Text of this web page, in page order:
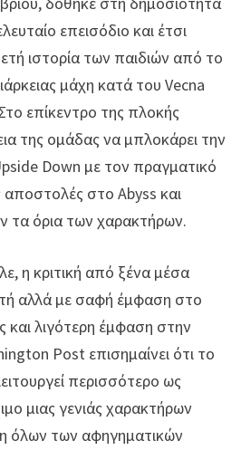
επεισόδιο και έτσι
ιστορία των παιδιών από το
μάχη κατά του Vecna
επίκεντρο της πλοκής
της ομάδας να μπλοκάρει την
Down με τον πραγματικό
αποστολές στο Abyss και
τα όρια των χαρακτήρων.
η κριτική από ξένα μέσα
αλλά με σαφή έμφαση στο
και λιγότερη έμφαση στην
Post επισημαίνει ότι το
περισσότερο ως
μιας γενιάς χαρακτήρων
όλων των αφηγηματικών